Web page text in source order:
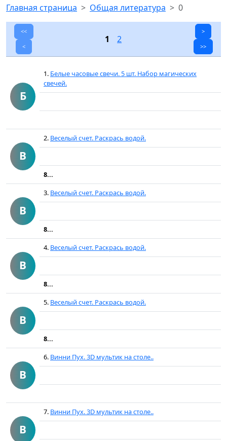
Главная страница Общая литература 0
<<
<
1 2
>
>>
Б
1. Белые часовые свечи. 5 шт. Набор магических
свечей.
В
2. Веселый счет. Раскрась водой.
8...
В
3. Веселый счет. Раскрась водой.
8...
В
4. Веселый счет. Раскрась водой.
8...
В
5. Веселый счет. Раскрась водой.
8...
В
6. Винни Пух. 3D мультик на столе..
В
7. Винни Пух. 3D мультик на столе..